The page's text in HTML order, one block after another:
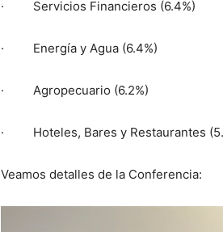
· Servicios Financieros (6.4%)
· Energía y Agua (6.4%)
· Agropecuario (6.2%)
· Hoteles, Bares y Restaurantes
Veamos detalles de la Conferencia: